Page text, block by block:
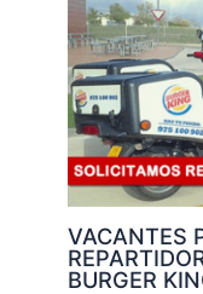
VACANTES
BURGER